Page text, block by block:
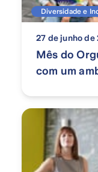
Diversidade e
27 de junho de
Mês do
com um